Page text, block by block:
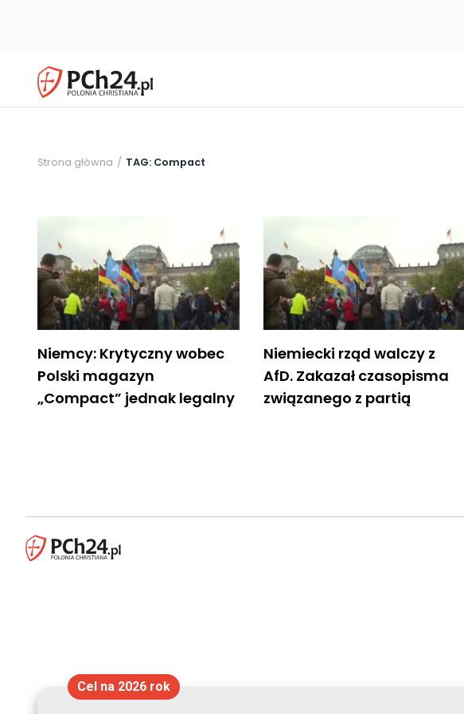
Strona główna TAG: Compact
Niemcy: Krytyczny wobec
Polski magazyn
„Compact” jednak legalny
Niemiecki rząd walczy z
AfD. Zakazał czasopisma
związanego z partią
Cel na 2026 rok